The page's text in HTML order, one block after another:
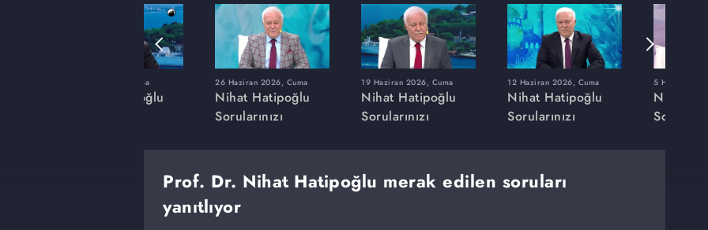
20 Mart 2026, Cuma
Nihat Hatipoğlu
26 Haziran 2026, Cuma
Nihat Hatipoğlu
Sorularınızı
19 Haziran 2026, Cuma
Nihat Hatipoğlu
Sorularınızı
12 Haziran 2026, Cuma
Nihat Hatipoğlu
Sorularınızı
5 Haziran
Nihat
Prof. Dr. Nihat Hatipoğlu merak edilen soruları
yanıtlıyor